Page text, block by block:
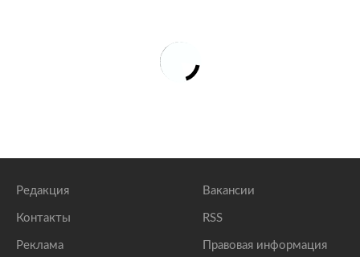
Редакция
Контакты
Реклама
Вакансии
RSS
Правовая информация